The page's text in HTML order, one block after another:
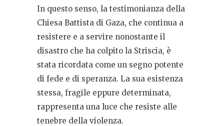
In questo senso, la testimonianza della
Chiesa Battista di Gaza, che continua a
resistere e a servire nonostante il
disastro che ha colpito la Striscia, è
stata ricordata come un segno potente
di fede e di speranza. La sua esistenza
stessa, fragile eppure determinata,
rappresenta una luce che resiste alle
tenebre della violenza.